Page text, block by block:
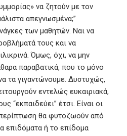
να ζητούν με τον
απεγνωσμένα;”
των μαθητών. Ναι να
τους και να
Όμως, όχι, να μην
παραβατικά, που το μόνο
τα γιγαντώνουμε. Δυστυχώς,
εντελώς ευκαιριακά,
“εκπαιδεύει” έτσι. Είναι οι
θα φυτοζωούν από
επιδόματα ή το επίδομα